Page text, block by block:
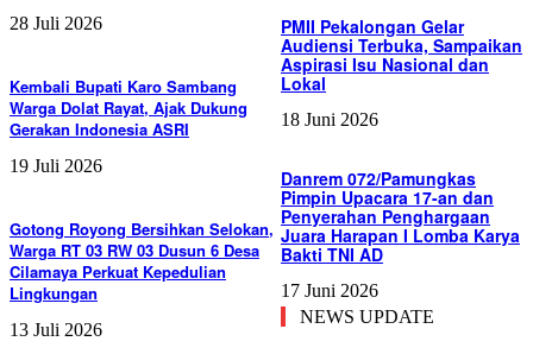
28 Juli 2026
Kembali Bupati Karo Sambang
Warga Dolat Rayat, Ajak Dukung
Gerakan Indonesia ASRI
19 Juli 2026
Gotong Royong Bersihkan Selokan,
Warga RT 03 RW 03 Dusun 6 Desa
Cilamaya Perkuat Kepedulian
Lingkungan
13 Juli 2026
PMII Pekalongan Gelar
Audiensi Terbuka, Sampaikan
Aspirasi Isu Nasional dan
Lokal
18 Juni 2026
Danrem 072/Pamungkas
Pimpin Upacara 17-an dan
Penyerahan Penghargaan
Juara Harapan I Lomba Karya
Bakti TNI AD
17 Juni 2026
NEWS UPDATE